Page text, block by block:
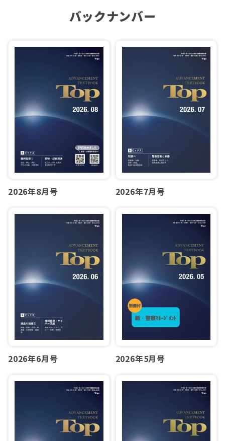
バックナンバー
2026年8月号 2026年7月号
2026年6月号 2026年5月号